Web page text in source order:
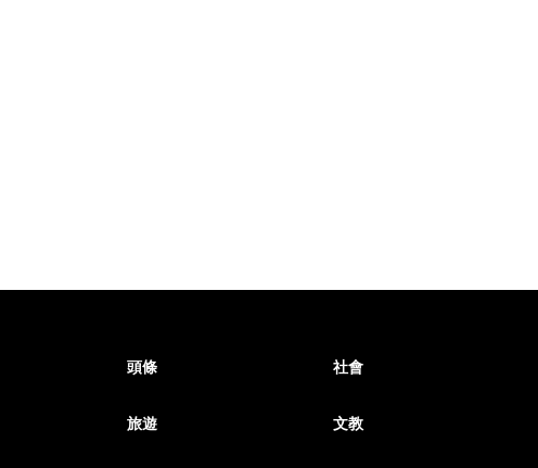
頭條 社會
旅遊 文教